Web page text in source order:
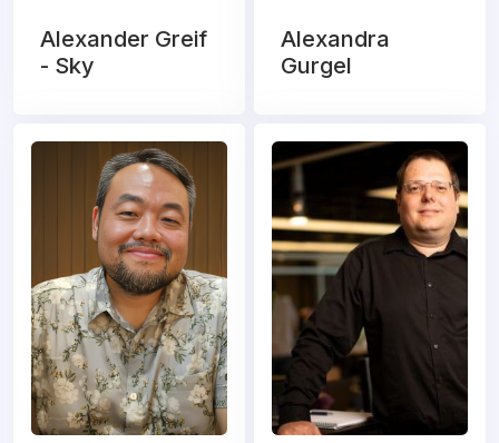
Alexander Greif
- Sky
Alexandra
Gurgel